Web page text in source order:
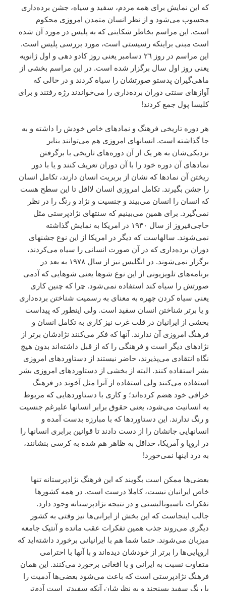
که اين نمايش براى همه مردم، سفيد و سياه، جشن برده‌دارى
محسوب مى‌شود و از نظر انسان متمدن امروزى محکوم
است. اين مراسم بخاطر شکايتى که به پليس در مورد آن شده
است مبنى بر‌اينکه رسيستى است، مورد بررسى پليس است.
اين مراسم در روز ٢٦ دسامبر يعنى روز کادو دهى و اول ژانويه
يعنى روز اول سال برگزار شده است. در اين مراسم بخشى از
ماهى‌گيران پدستو صورتشان را سياه کردند و در حالى که
آوازهاى سنتى دوران برده‌دارى را مى‌خواندند رژه رفتند و براى
کليسا پول جمع کردند!
هر دوره تاريخى فرهنگ و نمادهاى خاص خودش را داشته و به
جا گذاشته است. انسانهاى امروزى هم مى‌توانند بنابر
نزديکى‌شان به هر يک از آن دوره‌هاى تاريخى با برگرفتن
نمادهاى آن دوره خود را با آن دوران تعريف کنند و يا با دور
ريختن آن نمادها که نشان از بربريت انسان دارند، تکامل انسان
را جشن بگيرند. تکامل امروزى انسان لااقل تا اين سطح هست
که انسان را انسان مى‌بيند و جنسيت و نژاد و رنگ را در نظر
نمى‌گيرد. براى همين مى‌بينيم که سنتهاى نژاد‌پرستى مثل
حاجى‌فيروز از سال ١٩٣٠ در امريکا به نمايش گذاشته
نمى‌شوند. سالهاست که ديگر در امريکا از اين نوع جشنهاى
دوران برده‌دارى که در آن صورت انسانى را سياه مى‌کردند،
برگزار نمى‌شوند. در انگليس نيز از سال ١٩٧٨ به بعد در
برنامه‌هاى تلويزيونى از اين نوع شوها يعنى شوهايى که آدمى
صورتش را سياه کند استفاده نمى‌شود. چرا که چنين کارى
يعنى سياه کردن چهره به معناى به رسميت شناختن برده‌دارى
و يا برتر شناختن انسان سفيد است. ولى اينطور که پيداست
بخشى از ايرانيان در قلب غرب نيز کارى به تکامل انسان و
فرهنگ امروزى آن ندارند. آنها که فکر مى‌کنند نژادشان برتر از
نژادهاى ديگر است و فرهنگى را که از قبل داشته‌اند بدون هيچ
نگاه انتقادى مى‌پذيرند، حاضر نيستند از دستاوردهاى امروزى
بشر استفاده کنند. البته از بخشى از دستاوردهاى امروزى بشر
استفاده مى‌کنند ولى استفاده از آنرا مثل آخوند در فرهنگ
خرافى خود هضم کرده‌اند؛ و کارى با دستاوردهايى که مربوط
به انسانيت مى‌شود، يعنى حقوق برابر انسانها عليرغم جنسيت
و رنگ ندارند. اين دستاوردها که با مبارزه بدست آمده و
انسانهايى جانشان را از دست دادند تا قوانين برابرى انسانها را
در اروپا و آمريکا، حداقل به ظاهر هم شده به کرسى بنشانند،
به درد اينها نمى‌خورد!
بعضى‌ها ممکن است بگويند که اين فرهنگ نژاد‌پرستانه تنها
خاص ايرانيان نيست، کاملا درست است. در همه کشورها
تفکرات ناسيوناليستى و در نتيجه نژاد‌پرستانه وجود دارد.
جالب اينجاست که اين بخش از ايرانى‌ها نيز وقتى به کشور
ديگرى مى‌روند جذب همين تفکرات عقب مانده و آنتيک جامعه
ميزبان مى‌شوند. حتما شما هم با ايرانيانى برخورد داشته‌ايد که
اروپايى‌ها را برتر از خودشان ديده‌اند و با آنها با احترامى
متفاوت نسبت به ايرانى و يا افغانى برخورد مى‌کنند. اين همان
فرهنگ نژاد‌پرستى است که باعث مى‌شود بعضى‌ها آدميت را
با رنگ سفيد بسنجند و به نظرشان آنکه سفيدتر است آدم‌تر